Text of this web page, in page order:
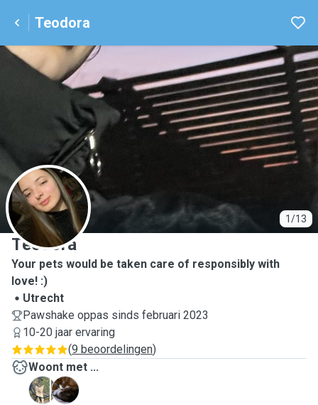
Teodora
1/13
T
Teodora
Your pets would be taken care of responsibly with
love! :)
Utrecht
Pawshake oppas sinds februari 2023
10-20 jaar ervaring
(9 beoordelingen)
Woont met ...
K
S